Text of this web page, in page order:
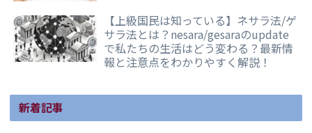
【上級国民は知っている】ネサラ法/ゲ
サラ法とは？nesara/gesaraのupdate
で私たちの生活はどう変わる？最新情
報と注意点をわかりやすく解説！
新着記事